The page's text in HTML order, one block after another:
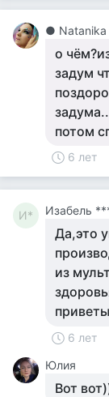
●
о
задум
потом
6 лет
И* Изабель
Да,это
из
6 лет
Юлия
Вот